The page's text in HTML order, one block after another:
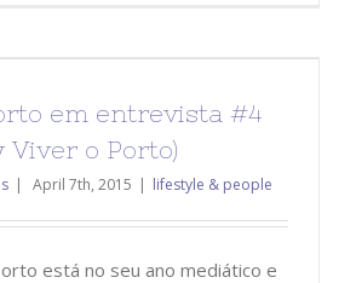
em entrevista #4
Viver o Porto)
| April 7th, 2015 | lifestyle & people
está no seu ano mediático e